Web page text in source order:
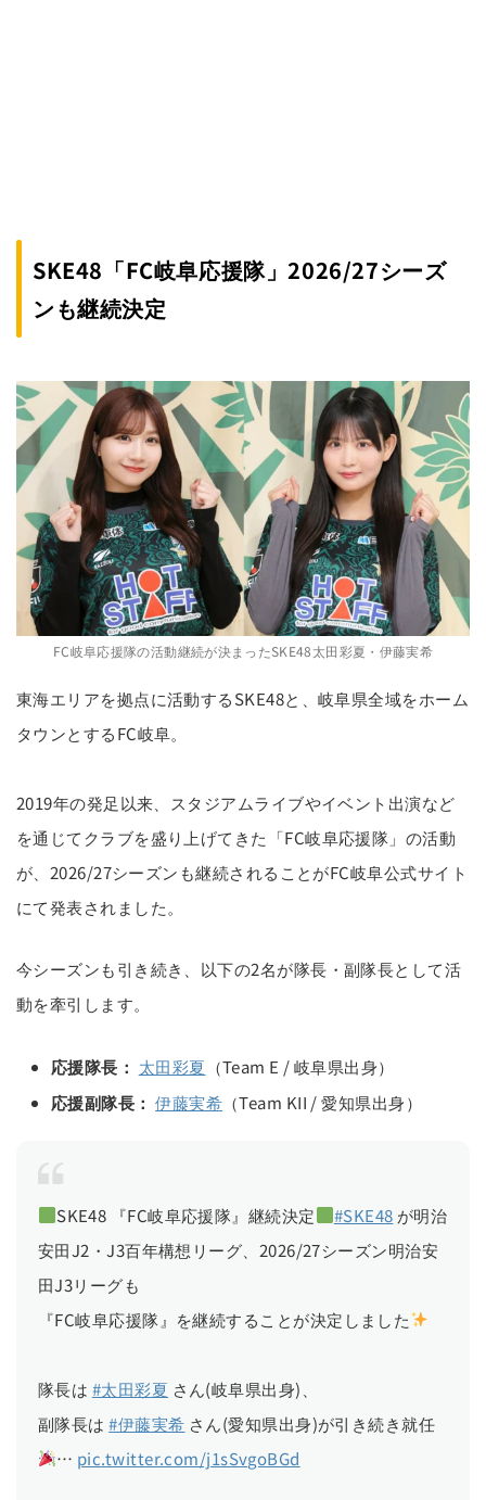
SKE48「FC岐阜応援隊」2026/27シーズ
ンも継続決定
FC岐阜応援隊の活動継続が決まったSKE48太田彩夏・伊藤実希
東海エリアを拠点に活動するSKE48と、岐阜県全域をホーム
タウンとするFC岐阜。
2019年の発足以来、スタジアムライブやイベント出演など
を通じてクラブを盛り上げてきた「FC岐阜応援隊」の活動
が、2026/27シーズンも継続されることがFC岐阜公式サイト
にて発表されました。
今シーズンも引き続き、以下の2名が隊長・副隊長として活
動を牽引します。
応援隊長： 太田彩夏 （Team E / 岐阜県出身）
応援副隊長： 伊藤実希（Team KII / 愛知県出身）
SKE48 『FC岐阜応援隊』継続決定 #SKE48 が明治
安田J2・J3百年構想リーグ、2026/27シーズン明治安
田J3リーグも
『FC岐阜応援隊』を継続することが決定しました
隊長は #太田彩夏 さん(岐阜県出身)、
副隊長は#伊藤実希 さん(愛知県出身)が引き続き就任
… pic.twitter.com/j1sSvgoBGd